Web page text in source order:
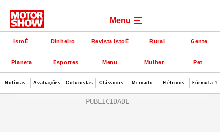
Menu
IstoÉ Dinheiro Revista IstoÉ Rural Gente
Planeta Esportes Menu Mulher Pet
Notícias Avaliações Colunistas Clássicos Mercado Elétricos Fórmula 1